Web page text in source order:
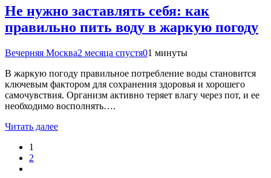
Не нужно заставлять себя: как
правильно пить воду в жаркую погоду
Вечерняя Москва2 месяца спустя01 минуты
В жаркую погоду правильное потребление воды становится
ключевым фактором для сохранения здоровья и хорошего
самочувствия. Организм активно теряет влагу через пот, и ее
необходимо восполнять….
Читать далее
1
2